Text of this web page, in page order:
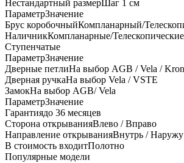
Нестандартный размерШаг 1 см
ПараметрЗначение
Брус коробочныйКомпланарный/
НаличникКомпланарные/
Ступенчатые
ПараметрЗначение
Дверные петлиНа выбор AGB / Vela /
Дверная ручкаНа выбор Vela / VSTE
ЗамокНа выбор AGB/ Vela
ПараметрЗначение
Гарантиядо 36 месяцев
Сторона открыванияВлево / Вправо
Направление открыванияВнутрь / Наружу
В стоимость входитПолотно
Популярные модели